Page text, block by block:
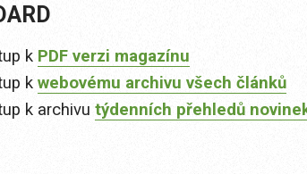
k PDF verzi magazínu
k webovému archivu všech článků
k archivu týdenních přehledů